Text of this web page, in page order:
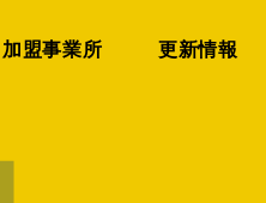
加盟事業所 更新情報